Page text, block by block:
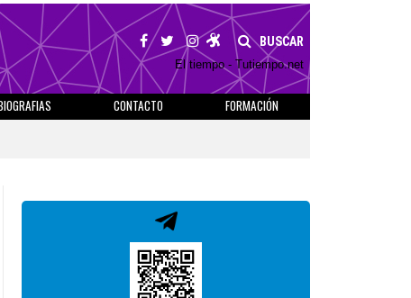
BUSCAR
El tiempo - Tutiempo.net
CONTACTO
FORMACIÓN